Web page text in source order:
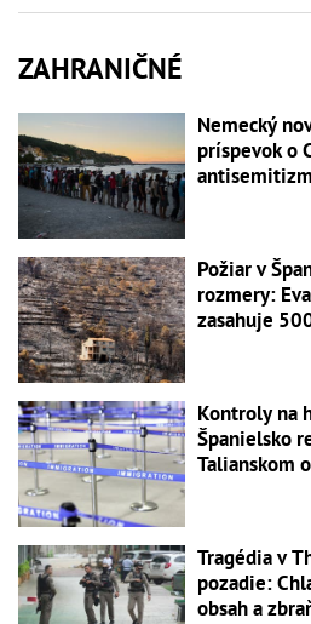
ZAHRANIČNÉ
Nemecký
príspevok o
Požiar v
rozmery:
zasahuje
Kontroly na
Španielsko
Talianskom
Tragédia v
pozadie:
obsah a